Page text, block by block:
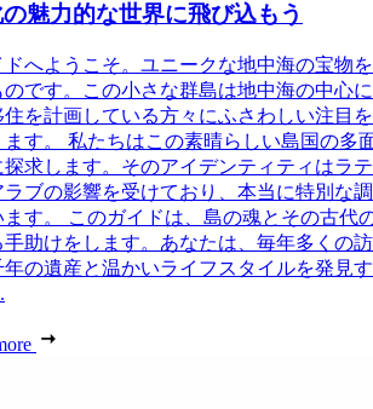
魅力的な世界に飛び込もう
ドへようこそ。ユニークな地中海の宝物
です。この小さな群島は地中海の中心
住を計画している方々にふさわしい注目
ます。 私たちはこの素晴らしい島国の多
求します。そのアイデンティティはラ
ブの影響を受けており、本当に特別な
す。 このガイドは、島の魂とその古代
助けをします。あなたは、毎年多くの
年の遺産と温かいライフスタイルを発見